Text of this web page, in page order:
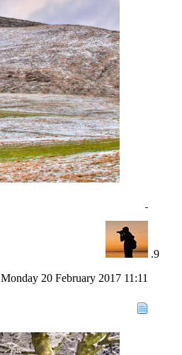
Monday 20 February 2017 11:11